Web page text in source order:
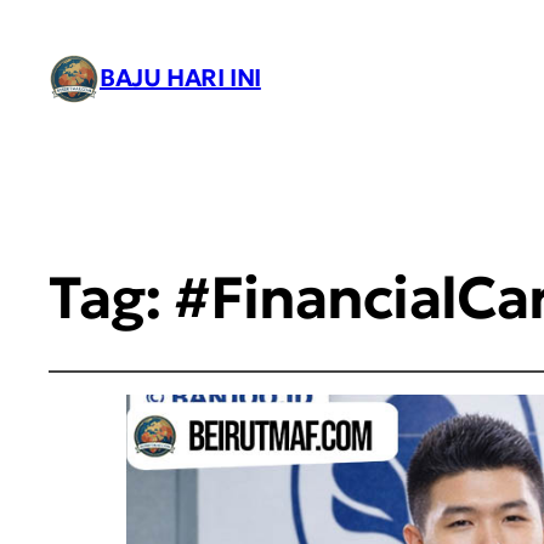
BAJU HARI INI
Tag: